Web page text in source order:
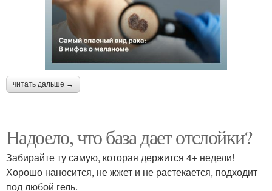
читать дальше →
Надоело, что база дает отслойки?
Забирайте ту самую, которая держится 4+ недели!
Хорошо наносится, не жжет и не растекается, подходит
под любой гель.